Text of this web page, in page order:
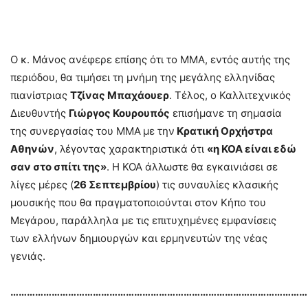
Ο κ. Μάνος ανέφερε επίσης ότι το ΜΜΑ, εντός αυτής της
περιόδου, θα τιμήσει τη μνήμη της μεγάλης ελληνίδας
πιανίστριας Τζίνας Μπαχάουερ. Τέλος, ο Καλλιτεχνικός
Διευθυντής Γιώργος Κουρουπός επισήμανε τη σημασία
της συνεργασίας του ΜΜΑ με την Κρατική Ορχήστρα
Αθηνών, λέγοντας χαρακτηριστικά ότι «η ΚΟΑ είναι εδώ
σαν στο σπίτι της». Η ΚΟΑ άλλωστε θα εγκαινιάσει σε
λίγες μέρες (26 Σεπτεμβρίου) τις συναυλίες κλασικής
μουσικής που θα πραγματοποιούνται στον Κήπο του
Μεγάρου, παράλληλα με τις επιτυχημένες εμφανίσεις
των ελλήνων δημιουργών και ερμηνευτών της νέας
γενιάς.